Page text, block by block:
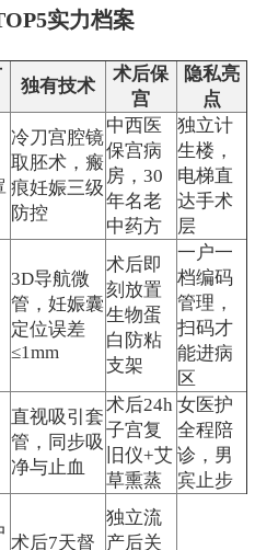
实力档案
独有技术
术后保
宫
隐私亮
点
冷刀宫腔镜
取胚术，瘢
痕妊娠三级
防控
中西医
保宫病
房，30
年名老
中药方
独立计
生楼，
电梯直
达手术
层
3D导航微
管，妊娠囊
定位误差
≤1mm
术后即
刻放置
生物蛋
白防粘
支架
一户一
档编码
管理，
扫码才
能进病
区
直视吸引套
管，同步吸
净与止血
术后24h
子宫复
旧仪+艾
草熏蒸
女医护
全程陪
诊，男
宾止步
术后7天督
独立流
产后关